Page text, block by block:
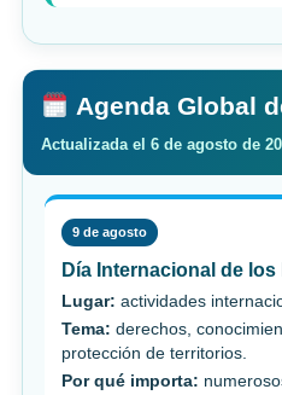
Agenda Global
Actualizada el 6 de agosto de
9 de agosto
Día Internacional de
Lugar: actividades
Tema: derechos,
protección de territorios.
Por qué importa: